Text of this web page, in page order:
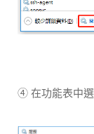
④ 在功能表中選